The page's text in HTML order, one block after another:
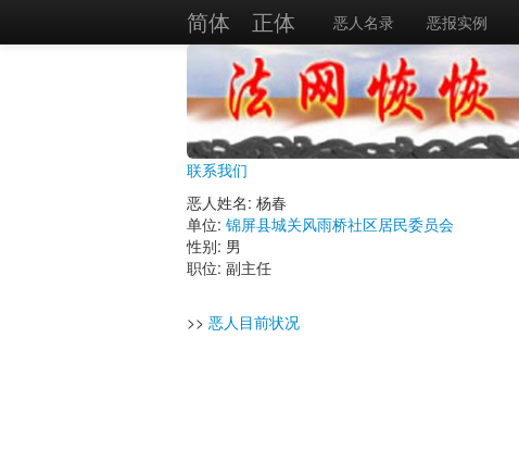
简体 正体 恶人名录 恶报实例
联系我们
恶人姓名: 杨春
单位: 锦屏县城关风雨桥社区居民委员会
性别: 男
职位: 副主任
>> 恶人目前状况